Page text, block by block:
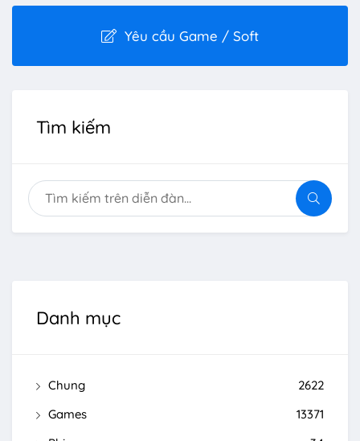
Yêu cầu Game / Soft
Tìm kiếm
Danh mục
Chung
2622
Games
13371